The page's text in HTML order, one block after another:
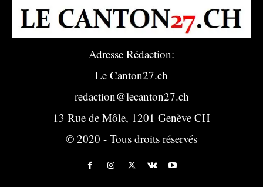
Adresse Rédaction:
Le Canton27.ch
redaction@lecanton27.ch
13 Rue de Môle, 1201 Genève CH
© 2020 - Tous droits réservés